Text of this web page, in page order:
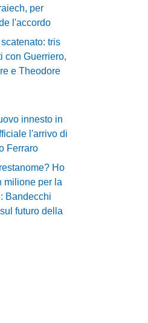
per
l'accordo
tris
con Guerriero,
e Theodore
innesto in
l'arrivo di
Ferraro
Ho
milione per la
Bandecchi
futuro della